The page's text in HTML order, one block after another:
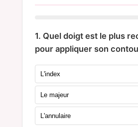
1. Quel doigt est le plus
pour appliquer son
L'index
Le majeur
L'annulaire